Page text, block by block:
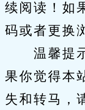
续阅读！如
码或者更换
温馨提示
果你觉得本
失和转马，